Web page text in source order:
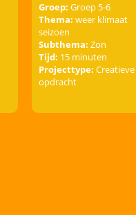
Groep: Groep 5-6
Thema: weer klimaat
seizoen
Subthema: Zon
Tijd: 15 minuten
Projecttype: Creatieve
opdracht